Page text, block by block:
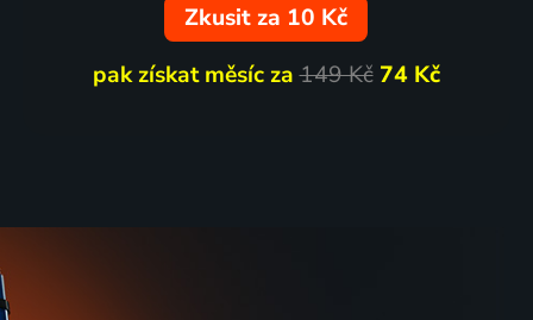
Zkusit za 10 Kč
pak získat měsíc za149 Kč 74 Kč